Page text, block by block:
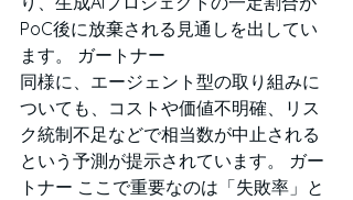
PoC後に放棄される見通しを出してい
ます。 ガートナー
同様に、エージェント型の取り組みに
ついても、コストや価値不明確、リス
ク統制不足などで相当数が中止される
という予測が提示されています。 ガー
トナー ここで重要なのは「失敗率」と